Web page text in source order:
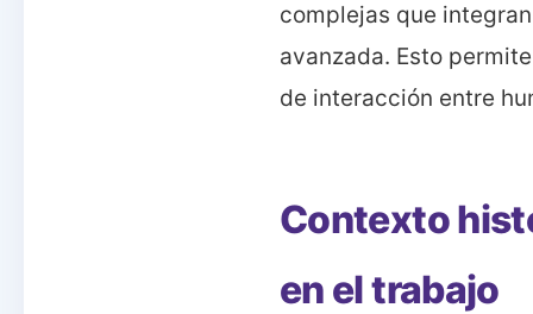
complejas que
avanzada. Esto
de interacción entre
Contexto
en el trabajo